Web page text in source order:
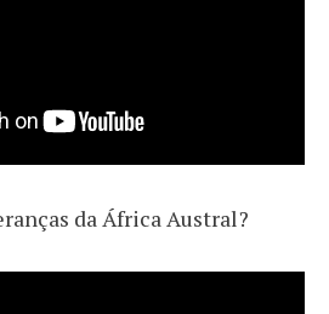
da África Austral?